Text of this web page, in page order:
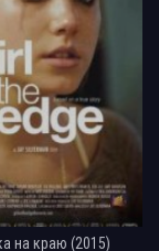
на краю (2015)